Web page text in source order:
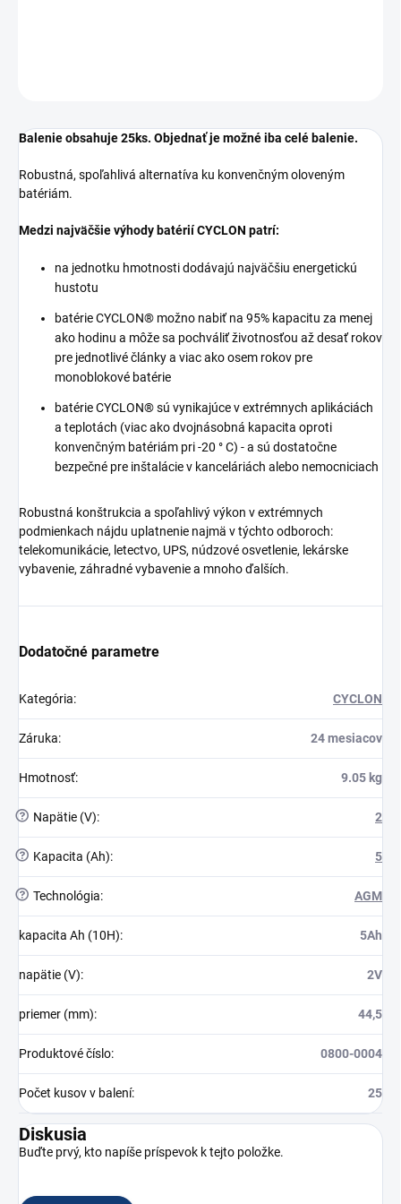
Balenie obsahuje 25ks. Objednať je možné iba celé balenie.
Robustná, spoľahlivá alternatíva ku konvenčným oloveným
batériám.
Medzi najväčšie výhody batérií CYCLON patrí:
na jednotku hmotnosti dodávajú najväčšiu energetickú
hustotu
batérie CYCLON® možno nabiť na 95% kapacitu za menej
ako hodinu a môže sa pochváliť životnosťou až desať rokov
pre jednotlivé články a viac ako osem rokov pre
monoblokové batérie
batérie CYCLON® sú vynikajúce v extrémnych aplikáciách
a teplotách (viac ako dvojnásobná kapacita oproti
konvenčným batériám pri -20 ° C) - a sú dostatočne
bezpečné pre inštalácie v kanceláriách alebo nemocniciach
Robustná konštrukcia a spoľahlivý výkon v extrémnych
podmienkach nájdu uplatnenie najmä v týchto odboroch:
telekomunikácie, letectvo, UPS, núdzové osvetlenie, lekárske
vybavenie, záhradné vybavenie a mnoho ďalších.
Dodatočné parametre
Kategória: CYCLON
Záruka: 24 mesiacov
Hmotnosť: 9.05 kg
? Napätie (V): 2
? Kapacita (Ah): 5
? Technológia: AGM
kapacita Ah (10H): 5Ah
napätie (V): 2V
priemer (mm): 44,5
Produktové číslo: 0800-0004
Počet kusov v balení: 25
Diskusia
Buďte prvý, kto napíše príspevok k tejto položke.